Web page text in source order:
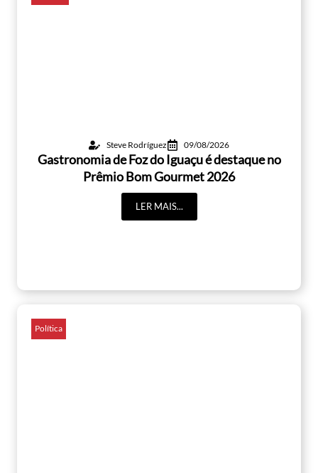
Steve Rodríguez 09/08/2026
Gastronomia de Foz do Iguaçu é destaque no
Prêmio Bom Gourmet 2026
LER MAIS...
Política